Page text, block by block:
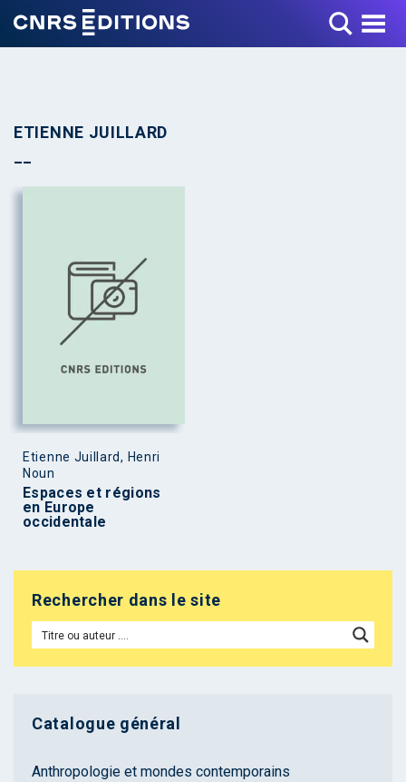
Toggle Menu
ETIENNE JUILLARD
Etienne Juillard, Henri
Noun
Espaces et régions
en Europe
occidentale
Rechercher dans le site
Catalogue général
Anthropologie et mondes contemporains